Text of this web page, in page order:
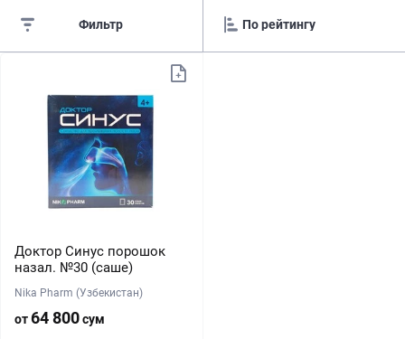
Фильтр
Доктор Синус порошок
назал. №30 (саше)
Nika Pharm (Узбекистан)
от64 800сум